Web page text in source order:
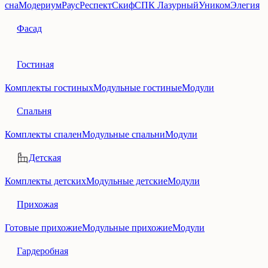
снаМодериумРаусРеспектСкифСПК ЛазурныйУникомЭлегия
Фасад
Гостиная
Комплекты гостиныхМодульные гостиныеМодули
Спальня
Комплекты спаленМодульные спальниМодули
Детская
Комплекты детскихМодульные детскиеМодули
Прихожая
Готовые прихожиеМодульные прихожиеМодули
Гардеробная